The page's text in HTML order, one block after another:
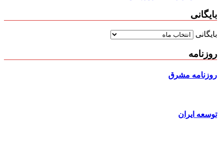
بایگانی
بایگانی
روزنامه
روزنامه مشرق
توسعه ایران